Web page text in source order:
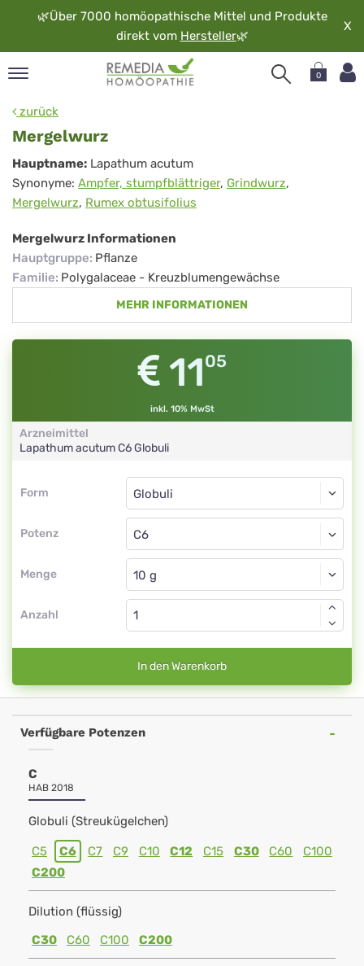
🌿Über 7000 homöopathische Mittel und Produkte
direkt vom Hersteller🌿
X
0
zurück
Mergelwurz
Mergelwurz
Hauptname: Lapathum acutum
Synonyme: Ampfer, stumpfblättriger, Grindwurz,
Mergelwurz, Rumex obtusifolius
Mergelwurz Informationen
Hauptgruppe: Pflanze
Familie: Polygalaceae - Kreuzblumengewächse
MEHR INFORMATIONEN
1105
inkl. 10% MwSt
Arzneimittel
Lapathum acutumC6Globuli
Form
Form
Potenz
Globuli
C6
Menge
Globuli
Anzahl
In den Warenkorb
Verfügbare Potenzen
C
HAB 2018
Globuli (Streukügelchen)
C5 C6 C7 C9 C10 C12 C15 C30 C60
C100
C200
Dilution (flüssig)
C30
C60 C100 C200